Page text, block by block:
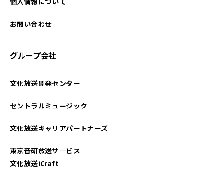
お問い合わせ
グループ会社
文化放送開発センター
セントラルミュージック
文化放送キャリアパートナーズ
東京音研放送サービス
文化放送iCraft